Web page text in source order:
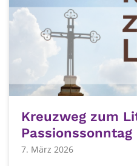
Kreuzweg zum
Passionssonntag
7. März 2026